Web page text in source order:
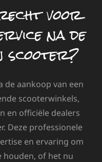
voor
na de
scooter?
de aankoop van een
scooterwinkels,
en officiële dealers
Deze professionele
en ervaring om
of het nu